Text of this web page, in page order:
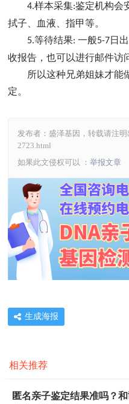
4.样本采集:鉴定机构会
拭子、血液、指甲等。
5.等待结果: 一般5-7日
收报告，也可以进行邮件访
所以这种兄弟姐妹才能
定。
发布者：盛泽基因，转载请注明
2723.html
如果此文侵权可以 ： 举报文章
生成海报
相关推荐
匿名亲子鉴定结果准吗？